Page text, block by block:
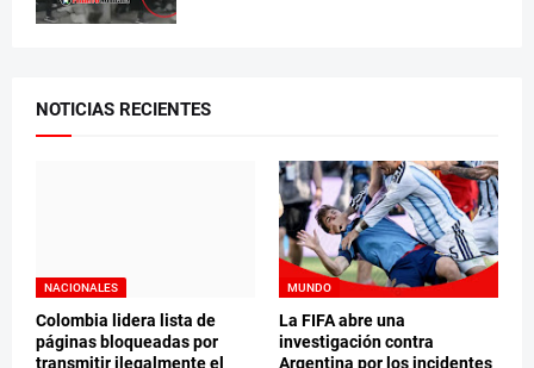
NOTICIAS RECIENTES
NACIONALES
Colombia lidera lista de
páginas bloqueadas por
transmitir ilegalmente el
MUNDO
La FIFA abre una
investigación contra
Argentina por los incidentes